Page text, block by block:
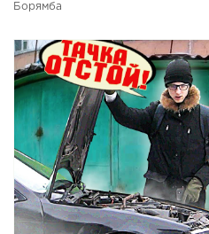
Борямба